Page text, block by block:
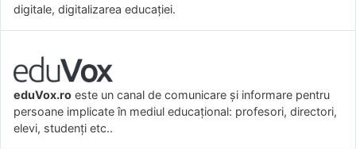
digitale, digitalizarea educației.
eduVox.ro este un canal de comunicare și informare pentru
persoane implicate în mediul educațional: profesori, directori,
elevi, studenți etc..